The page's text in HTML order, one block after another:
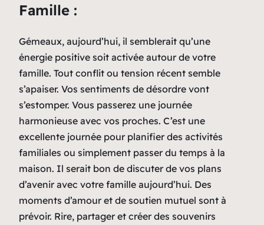
Famille :
Gémeaux, aujourd’hui, il semblerait qu’une
énergie positive soit activée autour de votre
famille. Tout conflit ou tension récent semble
s’apaiser. Vos sentiments de désordre vont
s’estomper. Vous passerez une journée
harmonieuse avec vos proches. C’est une
excellente journée pour planifier des activités
familiales ou simplement passer du temps à la
maison. Il serait bon de discuter de vos plans
d’avenir avec votre famille aujourd’hui. Des
moments d’amour et de soutien mutuel sont à
prévoir. Rire, partager et créer des souvenirs